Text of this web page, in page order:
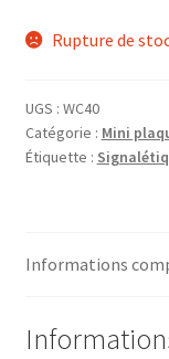
Rupture de
UGS : WC40
Catégorie : Mini
Étiquette :
Informations